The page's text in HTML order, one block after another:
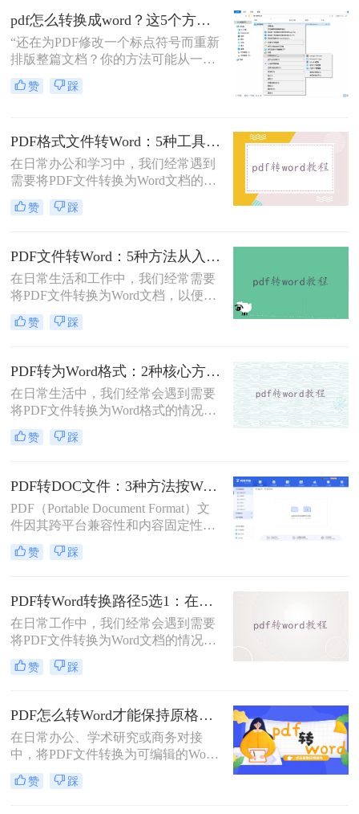
背后，是无数职场人和内容创作者面
对合同、报告、文献时，渴望高效提
取、编辑信息的真切需求。
pdf怎么转换成word？这5个方法亲测有效，职场人必备技能！
“还在为PDF修改一个标点符号而重新
排版整篇文档？你的方法可能从一开
始就错了。”作为一名深耕电脑办公
软件领域多年的测评博主，小编每天
赞 踩
PDF格式文件转Word：5种工具按文件来源和用途对照选择！
在日常办公和学习中，我们经常遇到
需要将PDF文件转换为Word文档的需
求。PDF格式的文件如何转Word一直
是困扰许多用户的难题。无论是需要
调整报告格式，掌握高效的PDF转
Word技巧都至关重要。本文将为您详
细介绍几种经过实践验证的有效方
法，帮助您快速解决格式转换问题。
赞 踩
PDF文件转Word：5种方法从入门到避坑的实操指南！
在日常生活和工作中，我们经常需要
将PDF文件转换为Word文档，以便于
编辑和修改。那么怎么把pdf文件转换
成word呢？本文将详细介绍几种将
助大家轻松应对这一需求。
赞 踩
PDF转为Word格式：2种核心方法的适用场景和操作差异！
在日常生活中，我们经常会遇到需要
将PDF文件转换为Word格式的情况，
以便于编辑和修改文件内容。那么如
何将pdf转为word格式呢？本文将介绍
赞 踩
PDF转DOC文件：3种方法按Word版本兼容性选择！
PDF（Portable Document Format）文
件因其跨平台兼容性和内容固定性而
广受欢迎，但在某些情况下，我们可
能需要将其转换为DOC（Microsoft
那么pdf文件怎么转换成doc文件呢？
本文将介绍三种将PDF文件转换成
DOC文件的方法。
赞 踩
PDF转Word转换路径5选1：在线、软件、手机端各场景最优解！
在日常工作中，我们经常会遇到需要
将PDF文件转换为Word文档的情况，
以便对内容进行编辑或修改。那么pdf
转word怎么转呢？本文将介绍五种将
最适合自己的转换方式。
赞 踩
PDF怎么转Word才能保持原格式不变/版式不乱？3种专业有效方法全解析！
在日常办公、学术研究或商务对接
中，将PDF文件转换为可编辑的Word
文档是极高频的需求。但最令人头疼
的往往不是转换本身，而是转换后出
赞 踩